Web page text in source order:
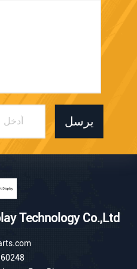
يرسل
Technology Co.,Ltd